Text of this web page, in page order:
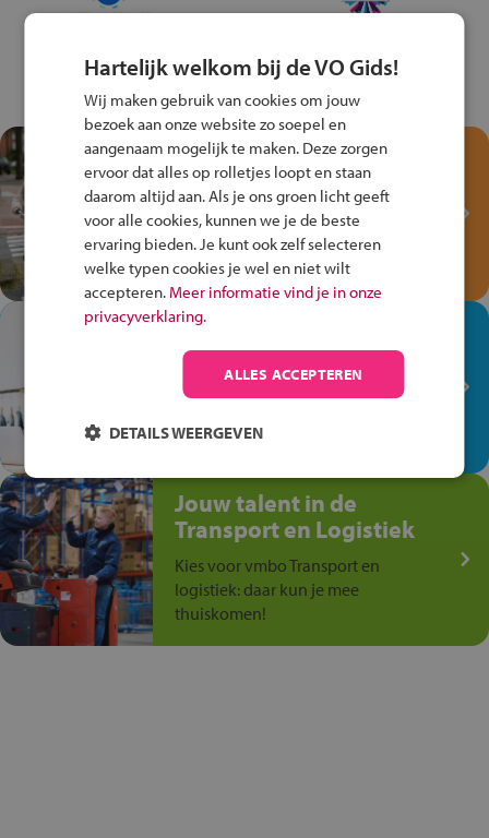
Test je kennis met het
Fiets Veilig
Verkeersspel!
Speel het Fiets Veilig Verkeersspel
en win een Cortina-fiets!
In de winkel ben je op je
plek!
Ontdek via het vmbo jouw talent
anders is!
Jouw talent in de
Transport en Logistiek
Kies voor vmbo Transport en
logistiek: daar kun je mee
thuiskomen!
Hartelijk welkom bij de VO Gids!
Wij maken gebruik van cookies om jouw
bezoek aan onze website zo soepel en
aangenaam mogelijk te maken. Deze zorgen
ervoor dat alles op rolletjes loopt en staan
daarom altijd aan. Als je ons groen licht geeft
voor alle cookies, kunnen we je de beste
ervaring bieden. Je kunt ook zelf selecteren
welke typen cookies je wel en niet wilt
accepteren. Meer informatie vind je in onze
privacyverklaring.
ALLES ACCEPTEREN
DETAILS WEERGEVEN